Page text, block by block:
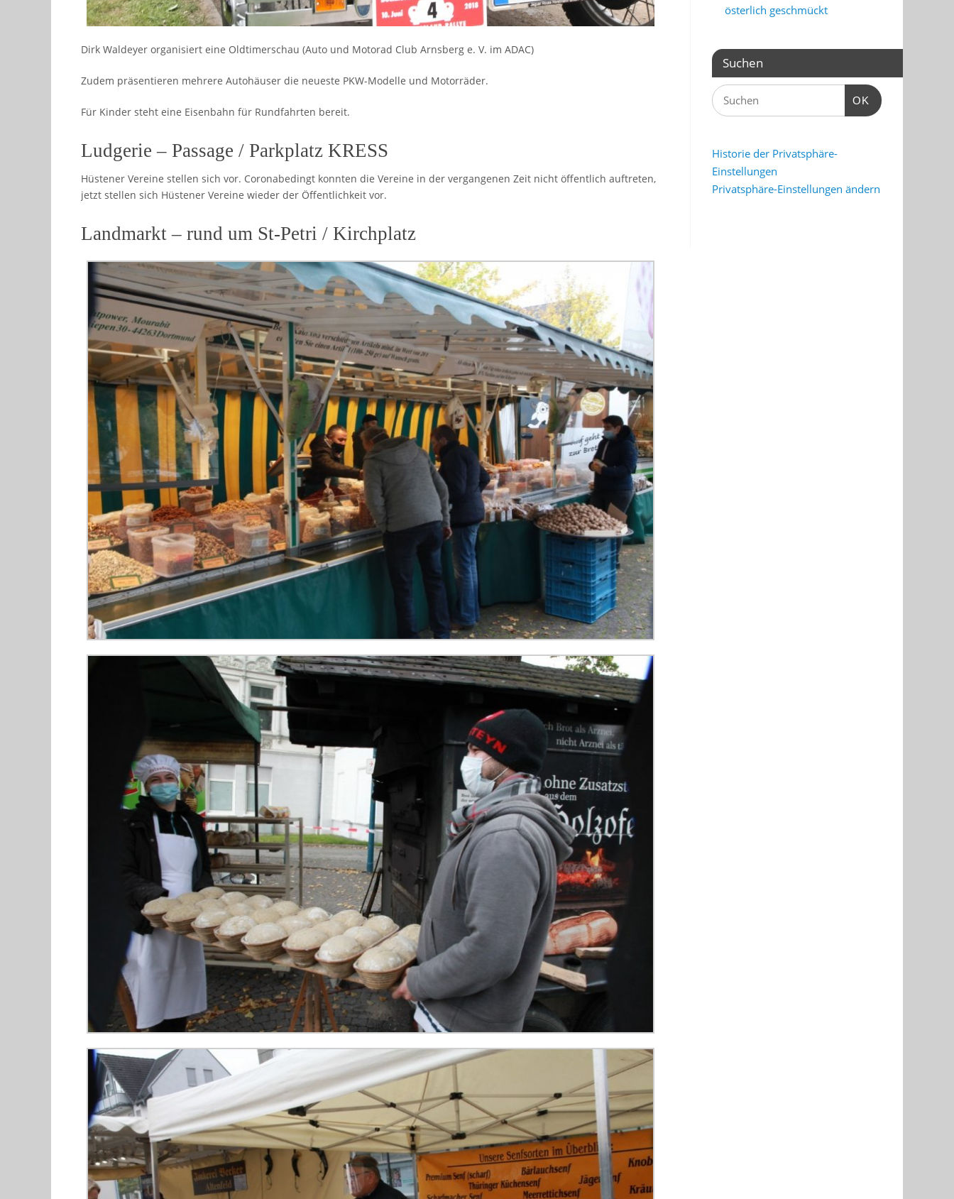
Dirk Waldeyer organisiert eine Oldtimerschau (Auto und Motorad Club Arnsberg e. V. im ADAC)
Zudem präsentieren mehrere Autohäuser die neueste PKW-Modelle und Motorräder.
Für Kinder steht eine Eisenbahn für Rundfahrten bereit.
Ludgerie – Passage / Parkplatz KRESS
Hüstener Vereine stellen sich vor. Coronabedingt konnten die Vereine in der vergangenen Zeit nicht öffentlich auftreten,
jetzt stellen sich Hüstener Vereine wieder der Öffentlichkeit vor.
Landmarkt – rund um St-Petri / Kirchplatz
österlich geschmückt
Suchen
OK
Historie der Privatsphäre-
Einstellungen
Privatsphäre-Einstellungen ändern